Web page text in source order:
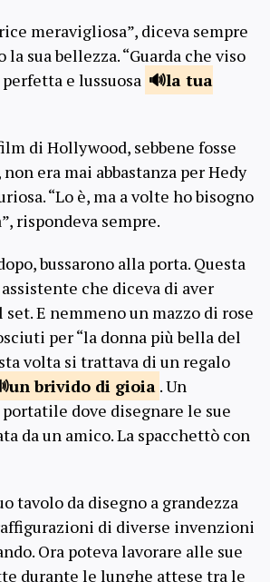
meravigliosa”, diceva sempre
sua bellezza. “Guarda che viso
perfetta e lussuosa
la tua
di Hollywood, sebbene fosse
era mai abbastanza per Hedy
“Lo è, ma a volte ho bisogno
rispondeva sempre.
bussarono alla porta. Questa
che diceva di aver
E nemmeno un mazzo di rose
per “la donna più bella del
volta si trattava di un regalo
un brivido di gioia . Un
dove disegnare le sue
da un amico. La spacchettò con
tavolo da disegno a grandezza
di diverse invenzioni
Ora poteva lavorare alle sue
durante le lunghe attese tra le